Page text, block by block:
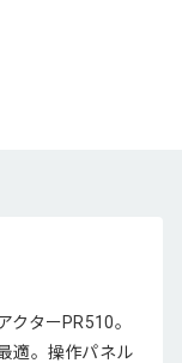
ターPR510。
適。操作パネル